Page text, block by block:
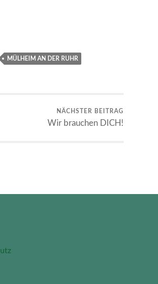
MÜLHEIM AN DER RUHR
NÄCHSTER BEITRAG
Wir brauchen DICH!